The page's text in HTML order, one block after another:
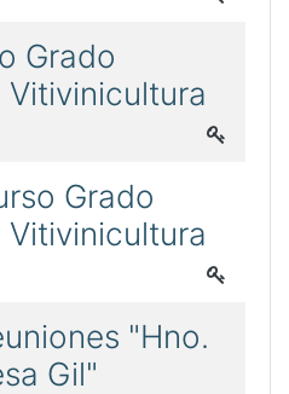
Grado
Vitivinicultura
Grado
Vitivinicultura
"Hno.
Gil"